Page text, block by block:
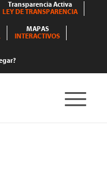
Transparencia Activa
LEY DE TRANSPARENCIA
MAPAS
INTERACTIVOS